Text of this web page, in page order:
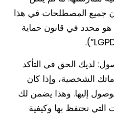
جميع المصطلحات في هذا
محدد في قانون حماية
لديك الحق في التأكد
الشخصية، وإذا كان
إليها. وهذا يضمن لك
التي نحتفظ بها وكيفية